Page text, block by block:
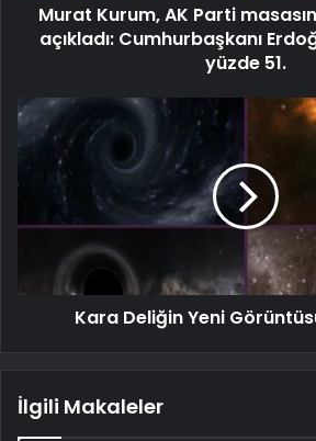
Murat Kurum, AK Parti
açıkladı: Cumhurbaşkanı
yüzde 51.
Kara Deliğin Yeni
İlgili Makaleler